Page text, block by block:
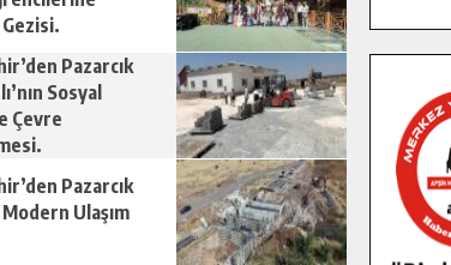
Pazarcık
Sosyal
Çevre
Pazarcık
Modern Ulaşım